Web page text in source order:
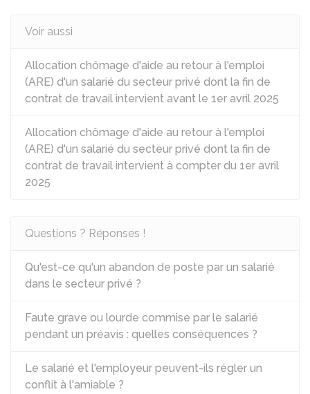
Voir aussi
Allocation chômage d'aide au retour à l'emploi
(ARE) d'un salarié du secteur privé dont la fin de
contrat de travail intervient avant le 1er avril 2025
Allocation chômage d'aide au retour à l'emploi
(ARE) d'un salarié du secteur privé dont la fin de
contrat de travail intervient à compter du 1er avril
2025
Questions ? Réponses !
Qu'est-ce qu'un abandon de poste par un salarié
dans le secteur privé ?
Faute grave ou lourde commise par le salarié
pendant un préavis : quelles conséquences ?
Le salarié et l'employeur peuvent-ils régler un
conflit à l'amiable ?